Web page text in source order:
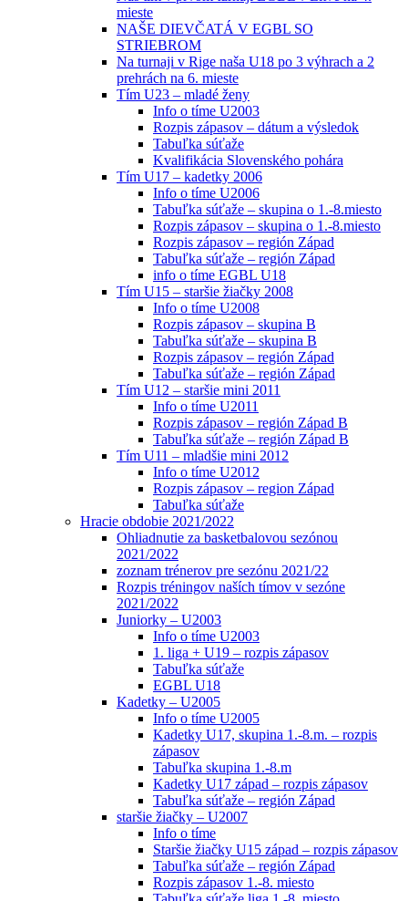
mieste
NAŠE DIEVČATÁ V EGBL SO
STRIEBROM
Na turnaji v Rige naša U18 po 3 výhrach a 2
prehrách na 6. mieste
Tím U23 – mladé ženy
Info o tíme U2003
Rozpis zápasov – dátum a výsledok
Tabuľka súťaže
Kvalifikácia Slovenského pohára
Tím U17 – kadetky 2006
Info o tíme U2006
Tabuľka súťaže – skupina o 1.-8.miesto
Rozpis zápasov – skupina o 1.-8.miesto
Rozpis zápasov – región Západ
Tabuľka súťaže – región Západ
info o tíme EGBL U18
Tím U15 – staršie žiačky 2008
Info o tíme U2008
Rozpis zápasov – skupina B
Tabuľka súťaže – skupina B
Rozpis zápasov – región Západ
Tabuľka súťaže – región Západ
Tím U12 – staršie mini 2011
Info o tíme U2011
Rozpis zápasov – región Západ B
Tabuľka súťaže – región Západ B
Tím U11 – mladšie mini 2012
Info o tíme U2012
Rozpis zápasov – region Západ
Tabuľka súťaže
Hracie obdobie 2021/2022
Ohliadnutie za basketbalovou sezónou
2021/2022
zoznam trénerov pre sezónu 2021/22
Rozpis tréningov naších tímov v sezóne
2021/2022
Juniorky – U2003
Info o tíme U2003
1. liga + U19 – rozpis zápasov
Tabuľka súťaže
EGBL U18
Kadetky – U2005
Info o tíme U2005
Kadetky U17, skupina 1.-8.m. – rozpis
zápasov
Tabuľka skupina 1.-8.m
Kadetky U17 západ – rozpis zápasov
Tabuľka súťaže – región Západ
staršie žiačky – U2007
Info o tíme
Staršie žiačky U15 západ – rozpis zápasov
Tabuľka súťaže – región Západ
Rozpis zápasov 1.-8. miesto